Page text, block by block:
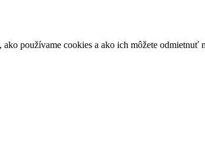
používame cookies a ako ich môžete odmietnuť